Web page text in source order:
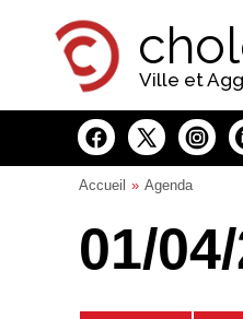
Ville et
Accueil Agenda
01/